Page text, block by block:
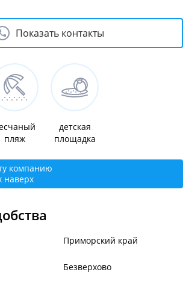
Показать контакты
пляж
детская
площадка
компанию
наверх
Приморский край
Безверхово